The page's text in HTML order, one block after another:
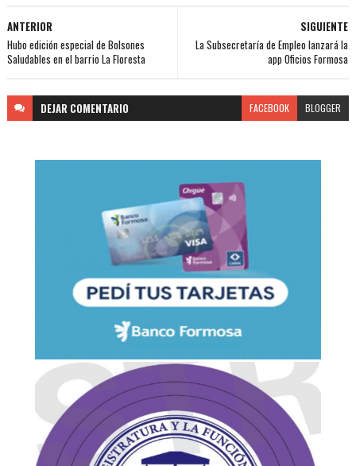
SIGUIENTE
La Subsecretaría de Empleo lanzará la
app Oficios Formosa
ANTERIOR
Hubo edición especial de Bolsones
Saludables en el barrio La Floresta
DEJAR COMENTARIO FACEBOOK BLOGGER